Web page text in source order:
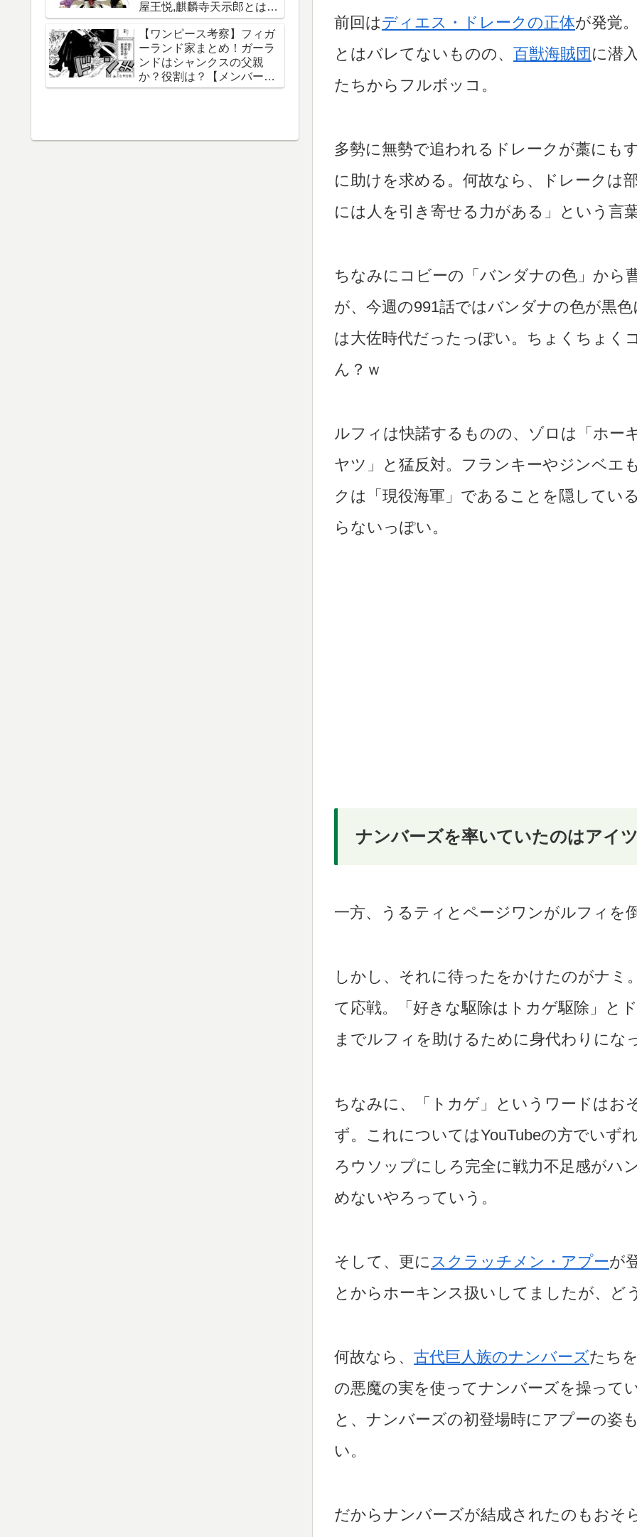
前回はディエス・ドレークの正体が発覚
とはバレてないものの、 百獣海賊団 に潜
たちからフルボッコ。
多勢に無勢で追われるドレークが藁にも
に助けを求める。何故なら、ドレークは
には人を引き寄せる力がある」という言
ちなみにコビーの「バンダナの色」から
が、今週の991話ではバンダナの色が黒
は大佐時代だったっぽい。ちょくちょく
ん？ｗ
ルフィは快諾するものの、ゾロは「ホー
ヤツ」と猛反対。フランキーやジンベエ
クは「現役海軍」であることを隠してい
らないっぽい。
ナンバーズを率いていたのはアイ
一方、うるティとページワンがルフィを
しかし、それに待ったをかけたのがナミ
て応戦。「好きな駆除はトカゲ駆除」と
までルフィを助けるために身代わりにな
ちなみに、「トカゲ」というワードはお
ず。これについてはYouTubeの方でいず
ろウソップにしろ完全に戦力不足感がハ
めないやろっていう。
そして、更に スクラッチメン・アプーが
とからホーキンス扱いしてましたが、ど
何故なら、 古代巨人族のナンバーズたち
の悪魔の実を使ってナンバーズを操って
と、ナンバーズの初登場時にアプーの姿
い。
だからナンバーズが結成されたのもおそ
屋王悦,麒麟寺天示郎とは？
王鍵とは？異名は？声優CV
は？必殺技は？【霊王宮】
【泉湯鬼・穀王・刀神・大
織守・まなこ和尚】
【ワンピース考察】フィガ
ーランド家まとめ！ガーラ
ンドはシャンクスの父親
か？役割は？【メンバー一
覧】